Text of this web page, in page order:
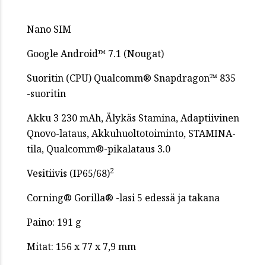
Nano SIM
Google Android™ 7.1 (Nougat)
Suoritin (CPU) Qualcomm® Snapdragon™ 835
-suoritin
Akku 3 230 mAh, Älykäs Stamina, Adaptiivinen
Qnovo-lataus, Akkuhuoltotoiminto, STAMINA-
tila, Qualcomm®-pikalataus 3.0
Vesitiivis (IP65/68)2
Corning® Gorilla® -lasi 5 edessä ja takana
Paino: 191 g
Mitat: 156 x 77 x 7,9 mm